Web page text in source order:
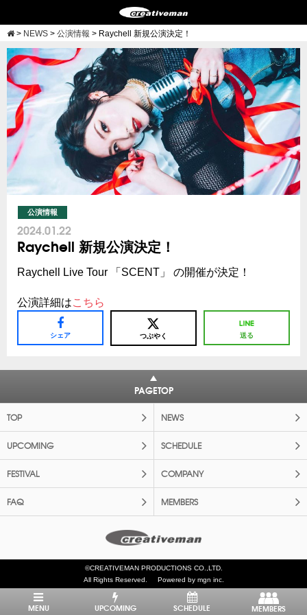
> NEWS > 公演情報 > Raychell 新規公演決定！
公演情報
2024.01.22
Raychell 新規公演決定！
Raychell Live Tour 「SCENT」 の開催が決定！
公演詳細はこちら
シェア つぶやく 送る
PAGETOP
TOP NEWS
UPCOMING SCHEDULE
FESTIVAL COMPANY
FAQ MEMBERS
©CREATIVEMAN PRODUCTIONS CO.,LTD.
All Rights Reserved.
Powered by mgn inc.
MENU UPCOMING SCHEDULE MEMBERS